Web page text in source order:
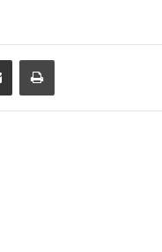
Compartilhar via e-mail Imprimir